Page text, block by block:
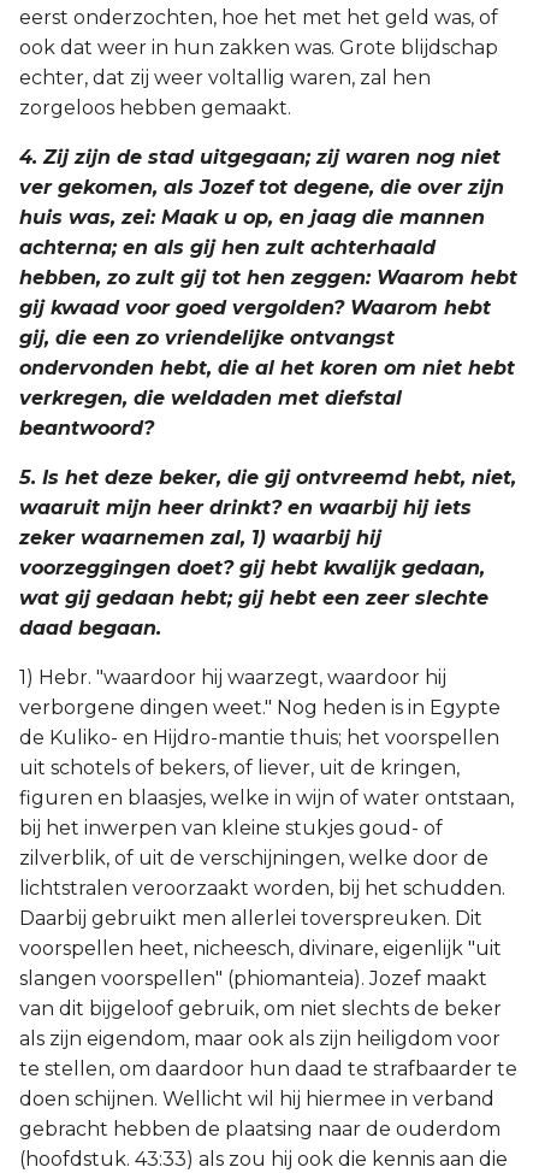
eerst onderzochten, hoe het met het geld was, of
ook dat weer in hun zakken was. Grote blijdschap
echter, dat zij weer voltallig waren, zal hen
zorgeloos hebben gemaakt.
4. Zij zijn de stad uitgegaan; zij waren nog niet
ver gekomen, als Jozef tot degene, die over zijn
huis was, zei: Maak u op, en jaag die mannen
achterna; en als gij hen zult achterhaald
hebben, zo zult gij tot hen zeggen: Waarom hebt
gij kwaad voor goed vergolden? Waarom hebt
gij, die een zo vriendelijke ontvangst
ondervonden hebt, die al het koren om niet hebt
verkregen, die weldaden met diefstal
beantwoord?
5. Is het deze beker, die gij ontvreemd hebt, niet,
waaruit mijn heer drinkt? en waarbij hij iets
zeker waarnemen zal, 1) waarbij hij
voorzeggingen doet? gij hebt kwalijk gedaan,
wat gij gedaan hebt; gij hebt een zeer slechte
daad begaan.
1) Hebr. "waardoor hij waarzegt, waardoor hij
verborgene dingen weet." Nog heden is in Egypte
de Kuliko- en Hijdro-mantie thuis; het voorspellen
uit schotels of bekers, of liever, uit de kringen,
figuren en blaasjes, welke in wijn of water ontstaan,
bij het inwerpen van kleine stukjes goud- of
zilverblik, of uit de verschijningen, welke door de
lichtstralen veroorzaakt worden, bij het schudden.
Daarbij gebruikt men allerlei toverspreuken. Dit
voorspellen heet, nicheesch, divinare, eigenlijk "uit
slangen voorspellen" (phiomanteia). Jozef maakt
van dit bijgeloof gebruik, om niet slechts de beker
als zijn eigendom, maar ook als zijn heiligdom voor
te stellen, om daardoor hun daad te strafbaarder te
doen schijnen. Wellicht wil hij hiermee in verband
gebracht hebben de plaatsing naar de ouderdom
(hoofdstuk. 43:33) als zou hij ook die kennis aan die